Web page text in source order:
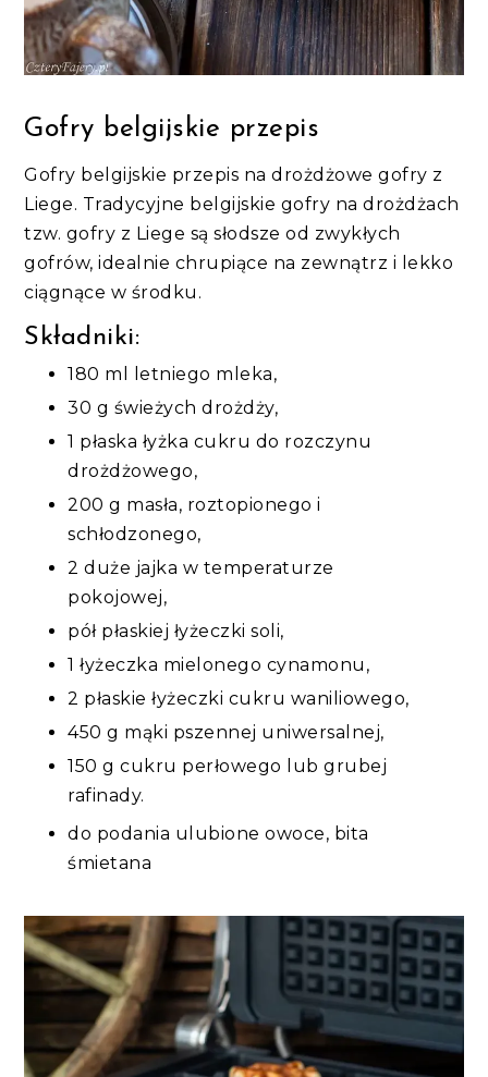
Gofry belgijskie przepis
Gofry belgijskie przepis na drożdżowe gofry z
Liege. Tradycyjne belgijskie gofry na drożdżach
tzw. gofry z Liege są słodsze od zwykłych
gofrów, idealnie chrupiące na zewnątrz i lekko
ciągnące w środku.
Składniki:
180 ml letniego mleka,
30 g świeżych drożdży,
1 płaska łyżka cukru do rozczynu
drożdżowego,
200 g masła, roztopionego i
schłodzonego,
2 duże jajka w temperaturze
pokojowej,
pół płaskiej łyżeczki soli,
1 łyżeczka mielonego cynamonu,
2 płaskie łyżeczki cukru waniliowego,
450 g mąki pszennej uniwersalnej,
150 g cukru perłowego lub grubej
rafinady.
do podania ulubione owoce, bita
śmietana